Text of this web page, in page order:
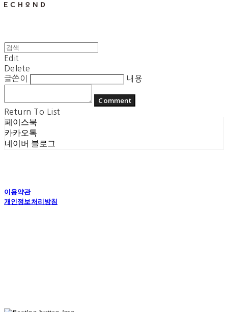
Edit
Delete
글쓴이
내용
Comment
Return To List
페이스북
카카오톡
네이버 블로그
이용약관
개인정보처리방침